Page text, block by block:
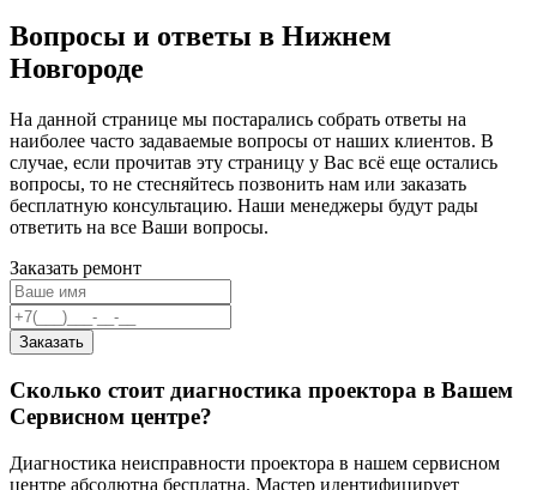
Вопросы и ответы в Нижнем
Новгороде
На данной странице мы постарались собрать ответы на
наиболее часто задаваемые вопросы от наших клиентов. В
случае, если прочитав эту страницу у Вас всё еще остались
вопросы, то не стесняйтесь позвонить нам или заказать
бесплатную консультацию. Наши менеджеры будут рады
ответить на все Ваши вопросы.
Заказать ремонт
Заказать
Сколько стоит диагностика проектора в Вашем
Сервисном центре?
Диагностика неисправности проектора в нашем сервисном
центре абсолютна бесплатна. Мастер идентифицирует